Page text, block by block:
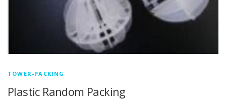
TOWER-PACKING
Plastic Random Packing